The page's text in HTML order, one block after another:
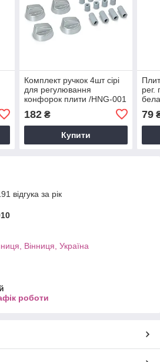
Комплект ручкок 4шт сірі
для регулювання
конфорок плити /HNG-001
182₴
Купити
рег.
79
відгука за рік
Вінниця, Україна
роботи